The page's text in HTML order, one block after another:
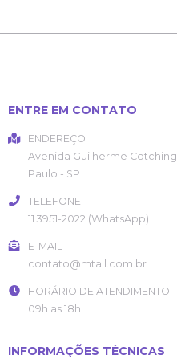
ENTRE EM CONTATO
ENDEREÇO
Avenida Guilherme Cotching
Paulo - SP
TELEFONE
11 3951-2022 (WhatsApp)
E-MAIL
contato@mtall.com.br
HORÁRIO DE ATENDIMENTO
09h as 18h.
INFORMAÇÕES TÉCNICAS